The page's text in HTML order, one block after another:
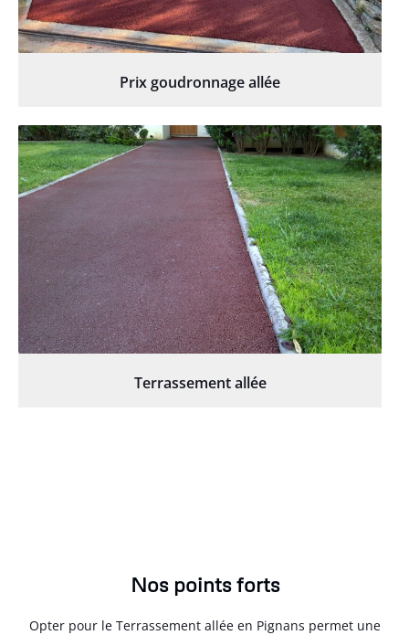
Prix goudronnage allée
Terrassement allée
Nos points forts
Opter pour le Terrassement allée en Pignans permet une